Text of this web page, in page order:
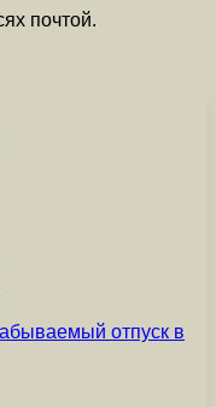
почтой.
отпуск в